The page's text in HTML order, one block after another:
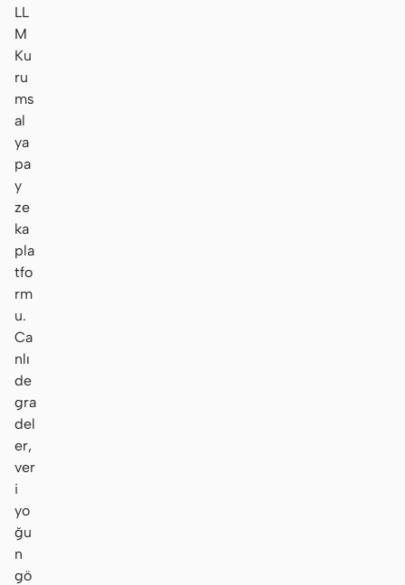
LL
M
Ku
ru
ms
al
ya
pa
y
ze
ka
pla
tfo
rm
u.
Ca
nlı
de
gra
del
er,
ver
i
yo
ğu
n
gö